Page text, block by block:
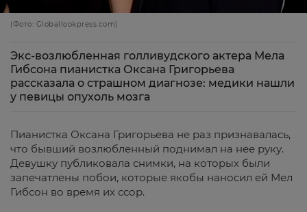
(Фото: Globallookpress.com)
Экс-возлюбленная голливудского актера Мела
Гибсона пианистка Оксана Григорьева
рассказала о страшном диагнозе: медики нашли
у певицы опухоль мозга
Пианистка Оксана Григорьева не раз признавалась,
что бывший возлюбленный поднимал на нее руку.
Девушку публиковала снимки, на которых были
запечатлены побои, которые якобы наносил ей Мел
Гибсон во время их ссор.